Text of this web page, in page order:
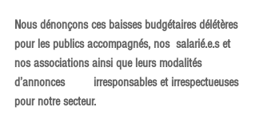
Nous dénonçons ces baisses budgétaires délétères
pour les publics accompagnés, nos  salarié.e.s et
nos associations ainsi que leurs modalités
d’annonces         irresponsables et irrespectueuses
pour notre secteur.